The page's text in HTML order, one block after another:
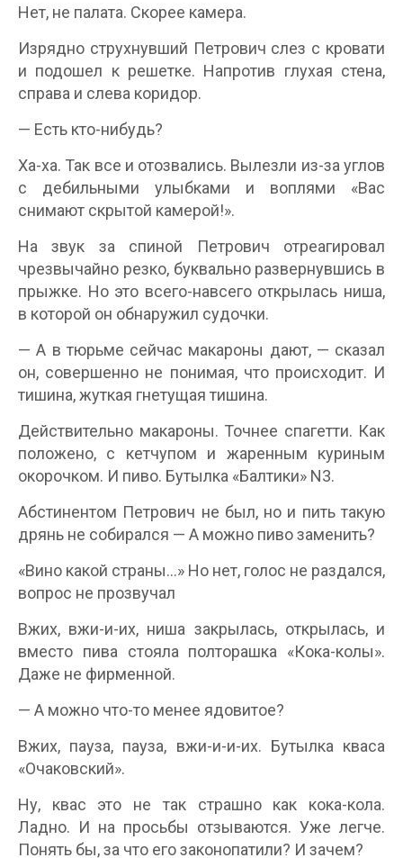
Нет, не палата. Скорее камера.
Изрядно струхнувший Петрович слез с кровати
и подошел к решетке. Напротив глухая стена,
справа и слева коридор.
— Есть кто-нибудь?
Ха-ха. Так все и отозвались. Вылезли из-за углов
с дебильными улыбками и воплями «Вас
снимают скрытой камерой!».
На звук за спиной Петрович отреагировал
чрезвычайно резко, буквально развернувшись в
прыжке. Но это всего-навсего открылась ниша,
в которой он обнаружил судочки.
— А в тюрьме сейчас макароны дают, — сказал
он, совершенно не понимая, что происходит. И
тишина, жуткая гнетущая тишина.
Действительно макароны. Точнее спагетти. Как
положено, с кетчупом и жаренным куриным
окорочком. И пиво. Бутылка «Балтики» N3.
Абстинентом Петрович не был, но и пить такую
дрянь не собирался — А можно пиво заменить?
«Вино какой страны…» Но нет, голос не раздался,
вопрос не прозвучал
Вжих, вжи-и-их, ниша закрылась, открылась, и
вместо пива стояла полторашка «Кока-колы».
Даже не фирменной.
— А можно что-то менее ядовитое?
Вжих, пауза, пауза, вжи-и-и-их. Бутылка кваса
«Очаковский».
Ну, квас это не так страшно как кока-кола.
Ладно. И на просьбы отзываются. Уже легче.
Понять бы, за что его законопатили? И зачем?